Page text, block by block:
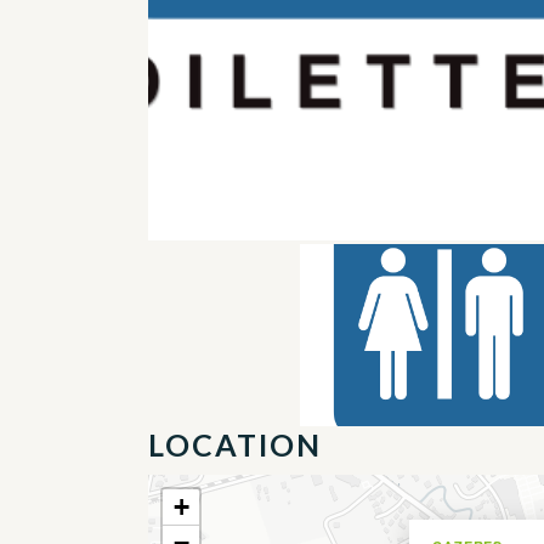
LOCATION
+